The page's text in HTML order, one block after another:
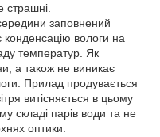
страшні.
заповнений
вологи на
температур. Як
а також не виникає
Прилад продувається
витісняється в цьому
складі парів води та не
оптики.